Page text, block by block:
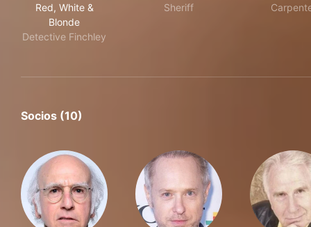
Red, White &
Blonde
Detective Finchley
Sheriff
Socios (10)